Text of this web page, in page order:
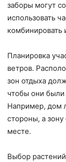
заборы могут
использовать
комбинировать
Планировка
ветров.
зон отдыха
чтобы они
Например, дом
стороны, а
месте.
Выбор